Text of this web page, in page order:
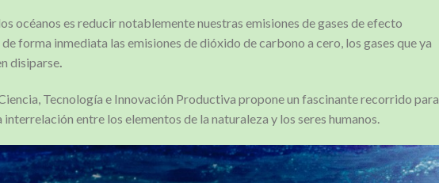
océanos es reducir notablemente nuestras emisiones de gases de efecto
forma inmediata las emisiones de dióxido de carbono a cero, los gases que ya
disiparse.
Tecnología e Innovación Productiva propone un fascinante recorrido para
entre los elementos de la naturaleza y los seres humanos.